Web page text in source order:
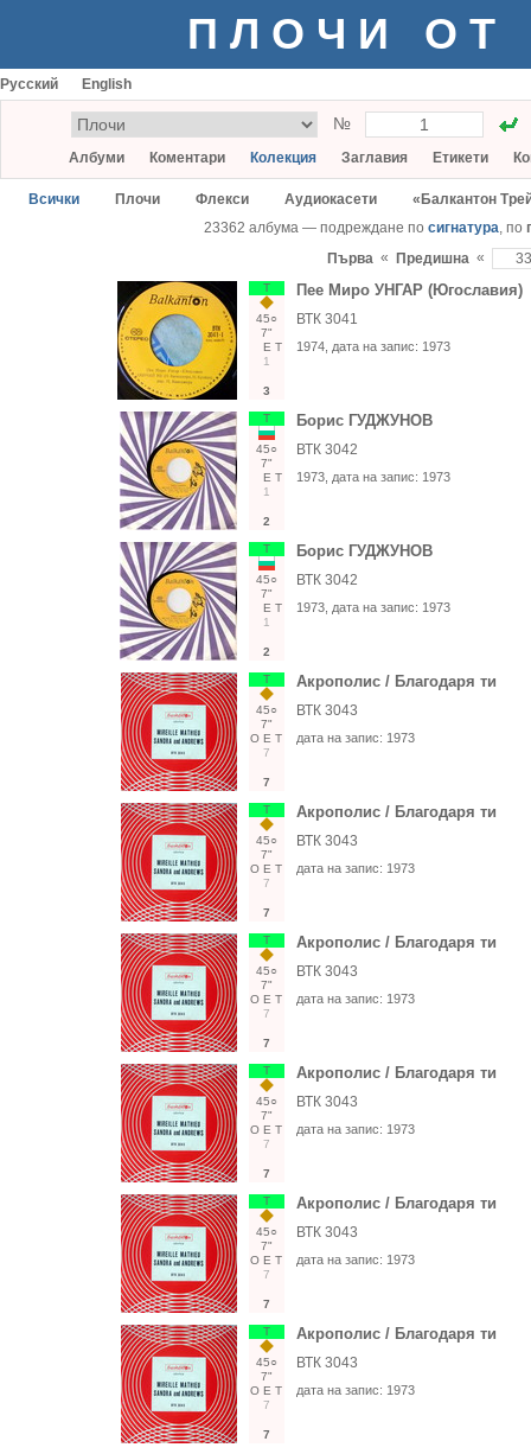
ПЛОЧИ ОТ
Русский English
№
Албуми Коментари Колекция Заглавия Етикети
Всички Плочи Флекси Аудиокасети
«Балкантон
23362 албума — подреждане по сигнатура, по
Първа « Предишна «
Т
45○
7"
Е Т
1
3
Пее Миро УНГАР (Югославия)
ВТК 3041
1974 , дата на запис: 1973
Т
45○
7"
Е Т
1
2
Борис ГУДЖУНОВ
ВТК 3042
1973 , дата на запис: 1973
Т
45○
7"
Е Т
1
2
Борис ГУДЖУНОВ
ВТК 3042
1973 , дата на запис: 1973
Т
45○
7"
О Е Т
7
7
Акрополис / Благодаря ти
ВТК 3043
дата на запис: 1973
Т
45○
7"
О Е Т
7
7
Акрополис / Благодаря ти
ВТК 3043
дата на запис: 1973
Т
45○
7"
О Е Т
7
7
Акрополис / Благодаря ти
ВТК 3043
дата на запис: 1973
Т
45○
7"
О Е Т
7
7
Акрополис / Благодаря ти
ВТК 3043
дата на запис: 1973
Т
45○
7"
О Е Т
7
7
Акрополис / Благодаря ти
ВТК 3043
дата на запис: 1973
Т
45○
7"
О Е Т
7
7
Акрополис / Благодаря ти
ВТК 3043
дата на запис: 1973